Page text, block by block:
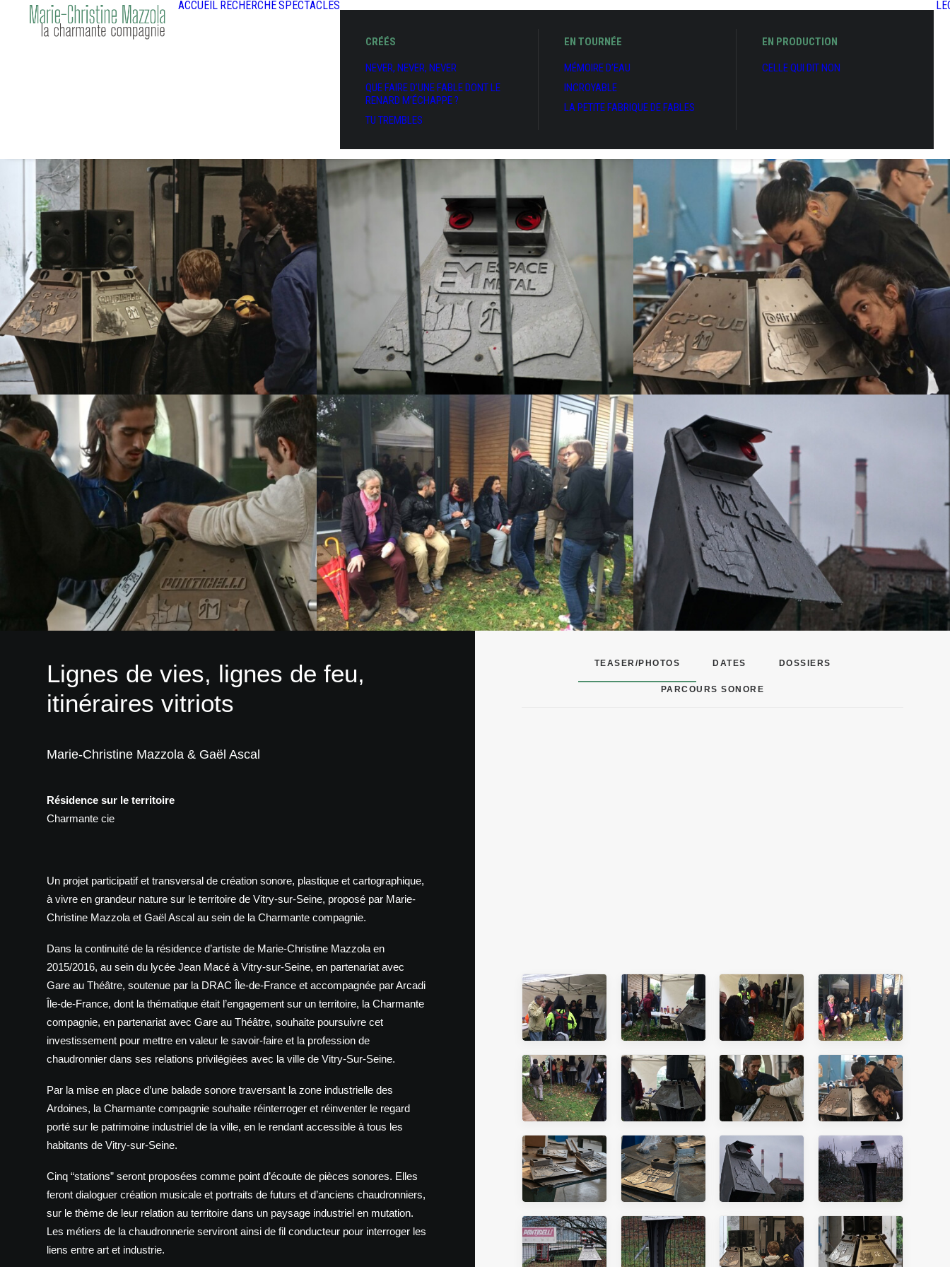
ACCUEIL RECHERCHESPECTACLES
CRÉÉS
NEVER, NEVER, NEVER
QUE FAIRE D’UNE FABLE DONT LE
RENARD M’ÉCHAPPE ?
TU TREMBLES
EN TOURNÉE
MÉMOIRE D’EAU
INCROYABLE
LA PETITE FABRIQUE DE FABLES
EN PRODUCTION
CELLE QUI DIT NON
Lignes de vies, lignes de feu,
itinéraires vitriots
Marie-Christine Mazzola & Gaël Ascal
Résidence sur le territoire
Charmante cie
Un projet participatif et transversal de création sonore, plastique et cartographique,
à vivre en grandeur nature sur le territoire de Vitry-sur-Seine, proposé par Marie-
Christine Mazzola et Gaël Ascal au sein de la Charmante compagnie.
Dans la continuité de la résidence d’artiste de Marie-Christine Mazzola en
2015/2016, au sein du lycée Jean Macé à Vitry-sur-Seine, en partenariat avec
Gare au Théâtre, soutenue par la DRAC Île-de-France et accompagnée par Arcadi
Île-de-France, dont la thématique était l’engagement sur un territoire, la Charmante
compagnie, en partenariat avec Gare au Théâtre, souhaite poursuivre cet
investissement pour mettre en valeur le savoir-faire et la profession de
chaudronnier dans ses relations privilégiées avec la ville de Vitry-Sur-Seine.
Par la mise en place d’une balade sonore traversant la zone industrielle des
Ardoines, la Charmante compagnie souhaite réinterroger et réinventer le regard
porté sur le patrimoine industriel de la ville, en le rendant accessible à tous les
habitants de Vitry-sur-Seine.
Cinq “stations” seront proposées comme point d’écoute de pièces sonores. Elles
feront dialoguer création musicale et portraits de futurs et d’anciens chaudronniers,
sur le thème de leur relation au territoire dans un paysage industriel en mutation.
Les métiers de la chaudronnerie serviront ainsi de fil conducteur pour interroger les
liens entre art et industrie.
TEASER/PHOTOS DATES DOSSIERS
PARCOURS SONORE